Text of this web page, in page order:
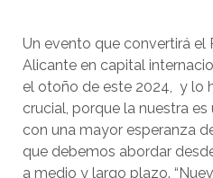
Un evento que convertirá el
Alicante en capital
el otoño de este 2024, y lo
crucial, porque la nuestra
con una mayor esperanza
que debemos abordar
a medio y largo plazo.